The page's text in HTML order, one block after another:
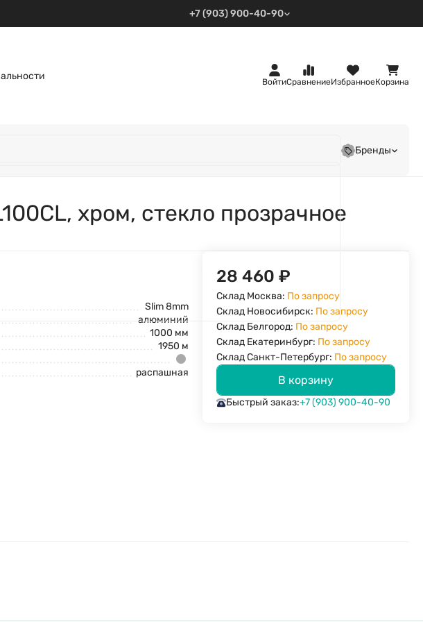
+7 (903) 900-40-90
ВойтиСравнениеИзбранноеКорзина
Бренды
хром, стекло прозрачное
Slim 8mm
алюминий
1000 мм
1950 м
распашная
28 460₽
Склад Москва: По запросу
Склад Новосибирск: По запросу
Склад Белгород: По запросу
Склад Екатеринбург: По запросу
Склад Санкт-Петербург: По запросу
В корзину
Быстрый заказ:+7 (903) 900-40-90